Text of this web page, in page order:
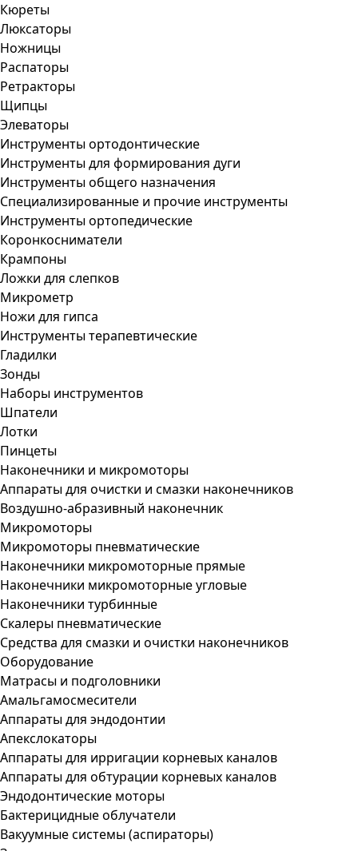
Кюреты
Люксаторы
Ножницы
Распаторы
Ретракторы
Щипцы
Элеваторы
Инструменты ортодонтические
Инструменты для формирования дуги
Инструменты общего назначения
Специализированные и прочие инструменты
Инструменты ортопедические
Коронкосниматели
Крампоны
Ложки для слепков
Микрометр
Ножи для гипса
Инструменты терапевтические
Гладилки
Зонды
Наборы инструментов
Шпатели
Лотки
Пинцеты
Наконечники и микромоторы
Аппараты для очистки и смазки наконечников
Воздушно-абразивный наконечник
Микромоторы
Микромоторы пневматические
Наконечники микромоторные прямые
Наконечники микромоторные угловые
Наконечники турбинные
Скалеры пневматические
Средства для смазки и очистки наконечников
Оборудование
Матрасы и подголовники
Амальгамосмесители
Аппараты для эндодонтии
Апекслокаторы
Аппараты для ирригации корневых каналов
Аппараты для обтурации корневых каналов
Эндодонтические моторы
Бактерицидные облучатели
Вакуумные системы (аспираторы)